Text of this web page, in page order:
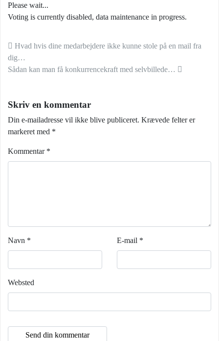
Please wait...
Voting is currently disabled, data maintenance in progress.
Indlæg navigation
Hvad hvis dine medarbejdere ikke kunne stole på en mail fra
dig…
Sådan kan man få konkurrencekraft med selvbillede…
Skriv en kommentar
Din e-mailadresse vil ikke blive publiceret. Krævede felter er
markeret med *
Kommentar *
Navn * E-mail *
Websted